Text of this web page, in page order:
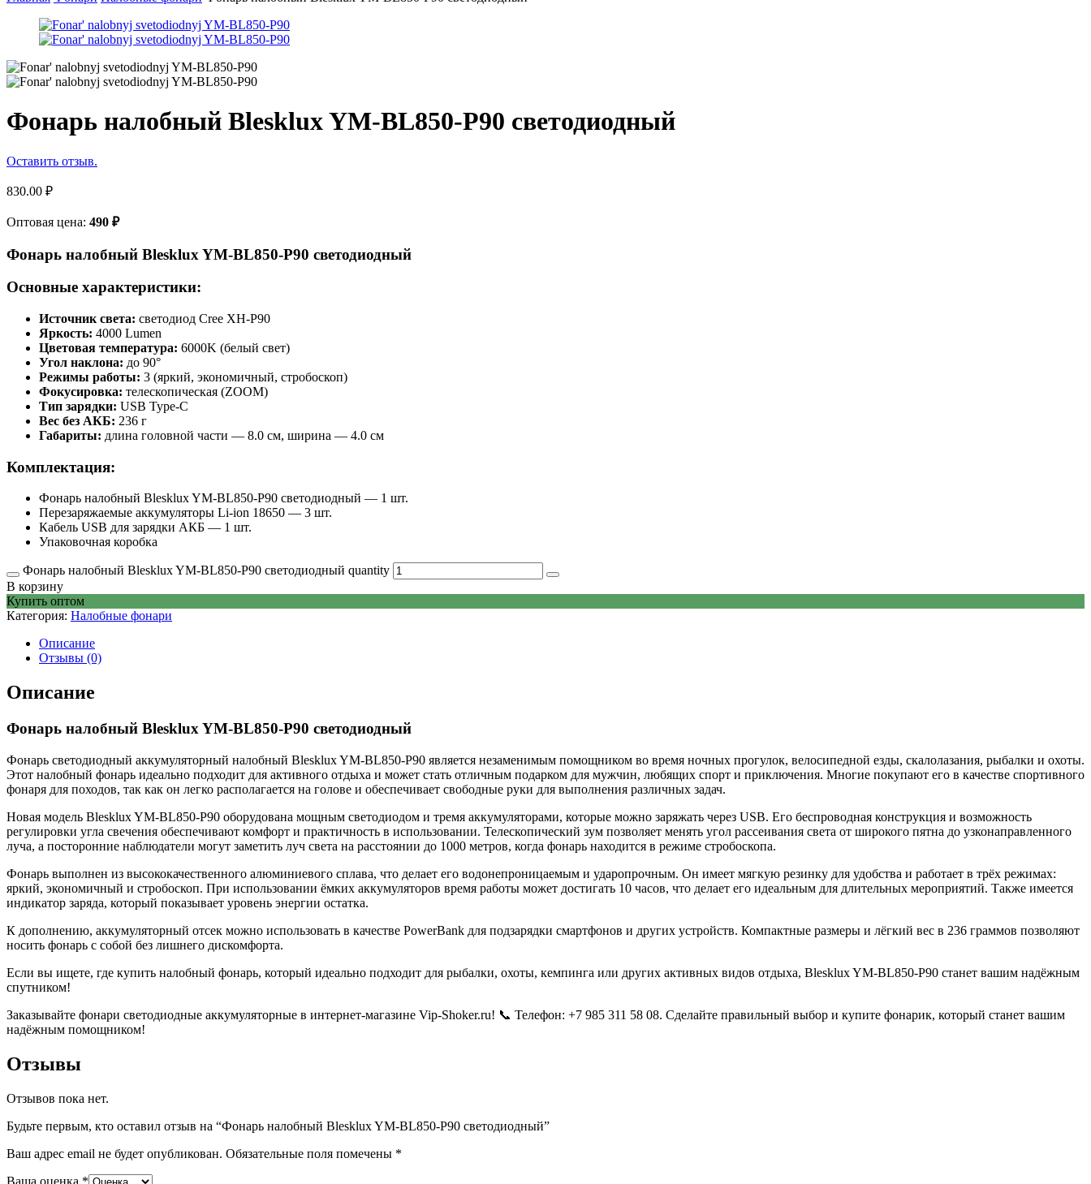
Фонарь налобный Blesklux YM-BL850-P90 светодиодный
Оставить отзыв.
830.00 ₽
Оптовая цена: 490 ₽
Фонарь налобный Blesklux YM-BL850-P90 светодиодный
Основные характеристики:
Источник света: светодиод Cree XH-P90
Яркость: 4000 Lumen
Цветовая температура: 6000K (белый свет)
Угол наклона: до 90°
Режимы работы: 3 (яркий, экономичный, стробоскоп)
Фокусировка: телескопическая (ZOOM)
Тип зарядки: USB Type-C
Вес без АКБ: 236 г
Габариты: длина головной части — 8.0 см, ширина — 4.0 см
Комплектация:
Фонарь налобный Blesklux YM-BL850-P90 светодиодный — 1 шт.
Перезаряжаемые аккумуляторы Li-ion 18650 — 3 шт.
Кабель USB для зарядки АКБ — 1 шт.
Упаковочная коробка
Фонарь налобный Blesklux YM-BL850-P90 светодиодный quantity
В корзину
Купить оптом
Категория: Налобные фонари
Описание
Отзывы (0)
Описание
Фонарь налобный Blesklux YM-BL850-P90 светодиодный
Фонарь светодиодный аккумуляторный налобный Blesklux YM-BL850-P90 является незаменимым помощником во время ночных прогулок, велосипедной езды, скалолазания, рыбалки и охоты.
Этот налобный фонарь идеально подходит для активного отдыха и может стать отличным подарком для мужчин, любящих спорт и приключения. Многие покупают его в качестве спортивного
фонаря для походов, так как он легко располагается на голове и обеспечивает свободные руки для выполнения различных задач.
Новая модель Blesklux YM-BL850-P90 оборудована мощным светодиодом и тремя аккумуляторами, которые можно заряжать через USB. Его беспроводная конструкция и возможность
регулировки угла свечения обеспечивают комфорт и практичность в использовании. Телескопический зум позволяет менять угол рассеивания света от широкого пятна до узконаправленного
луча, а посторонние наблюдатели могут заметить луч света на расстоянии до 1000 метров, когда фонарь находится в режиме стробоскопа.
Фонарь выполнен из высококачественного алюминиевого сплава, что делает его водонепроницаемым и ударопрочным. Он имеет мягкую резинку для удобства и работает в трёх режимах:
яркий, экономичный и стробоскоп. При использовании ёмких аккумуляторов время работы может достигать 10 часов, что делает его идеальным для длительных мероприятий. Также имеется
индикатор заряда, который показывает уровень энергии остатка.
К дополнению, аккумуляторный отсек можно использовать в качестве PowerBank для подзарядки смартфонов и других устройств. Компактные размеры и лёгкий вес в 236 граммов позволяют
носить фонарь с собой без лишнего дискомфорта.
Если вы ищете, где купить налобный фонарь, который идеально подходит для рыбалки, охоты, кемпинга или других активных видов отдыха, Blesklux YM-BL850-P90 станет вашим надёжным
спутником!
Заказывайте фонари светодиодные аккумуляторные в интернет-магазине Vip-Shoker.ru! 📞 Телефон: +7 985 311 58 08. Сделайте правильный выбор и купите фонарик, который станет вашим
надёжным помощником!
Отзывы
Отзывов пока нет.
Будьте первым, кто оставил отзыв на “Фонарь налобный Blesklux YM-BL850-P90 светодиодный”
Ваш адрес email не будет опубликован. Обязательные поля помечены *
Ваша оценка *